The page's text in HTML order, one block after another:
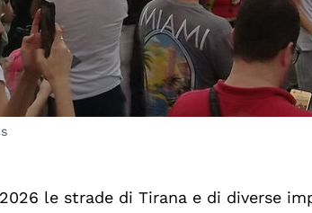
le strade di Tirana e di diverse